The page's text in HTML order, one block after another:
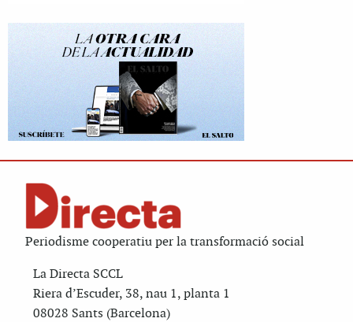
Periodisme cooperatiu per la transformació social
La Directa SCCL
Riera d’Escuder, 38, nau 1, planta 1
08028 Sants (Barcelona)